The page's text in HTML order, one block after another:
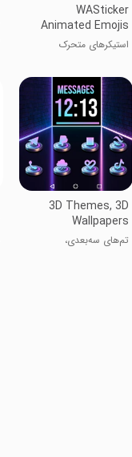
WASticker
Animated Emojis
استیکرهای متحرک
3D Themes, 3D
Wallpapers
تم‌های سه‌بعدی،